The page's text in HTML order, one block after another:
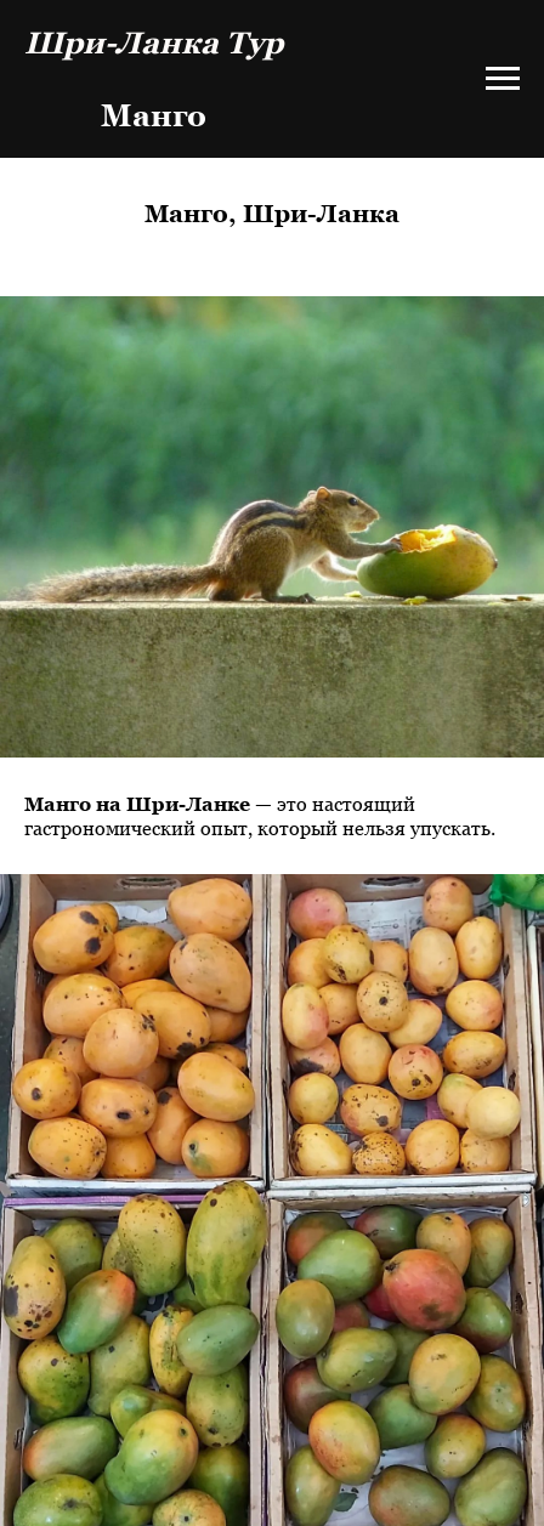
Шри-Ланка Тур
Манго
Манго, Шри-Ланка
Манго на Шри-Ланке — это настоящий
гастрономический опыт, который нельзя упускать.